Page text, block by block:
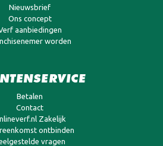
Nieuwsbrief
Ons concept
aanbiedingen
worden
Betalen
Contact
Zakelijk
ontbinden
vragen